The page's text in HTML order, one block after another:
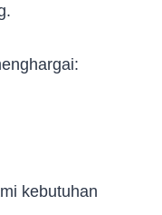
kebutuhan